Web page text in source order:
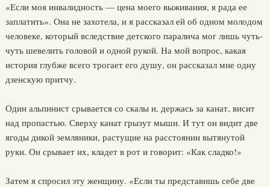
«Если моя инвалидность — цена моего выживания, я рада ее
заплатить». Она не захоте­ла, и я рассказал ей об одном молодом
человеке, который вследствие детс­кого паралича мог лишь чуть-
чуть шевелить головой и одной рукой. На мой вопрос, какая
история глубже всего трогает его душу, он рассказал мне одну
дзенскую притчу.
Один альпинист срывается со скалы и, держась за канат, висит
над про­пастью. Сверху канат грызут мыши. И тут он видит две
ягоды дикой земля­ники, растущие на расстоянии вытянутой
руки. Он срывает их, кладет в рот и говорит: «Как сладко!»
Затем я спросил эту женщину. «Если ты представишь себе две